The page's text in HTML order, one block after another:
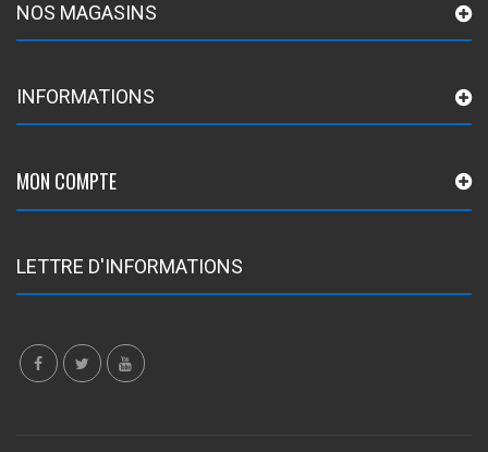
NOS MAGASINS
INFORMATIONS
MON COMPTE
LETTRE D'INFORMATIONS